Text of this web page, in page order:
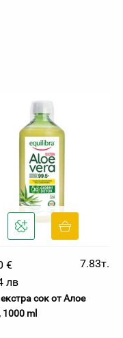
€
7.83т.
лв
сок от Алое
1000 ml